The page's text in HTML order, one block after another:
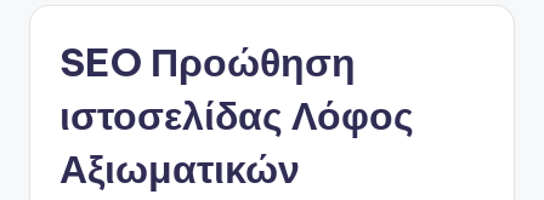
SEO Προώθηση
ιστοσελίδας Λόφος
Αξιωματικών